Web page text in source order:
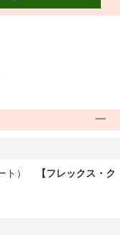
ト）
【フレックス・ク